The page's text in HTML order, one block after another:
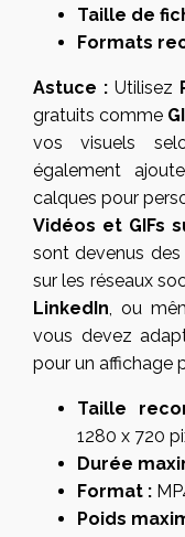
Taille de
Formats
Astuce :Utilisez
gratuits comme
vos visuels
également
calques pour
Vidéos et GIFs
sont devenus
sur les réseaux
LinkedIn, ou
vous devez
pour un affichage
Taille
1280 x 720
Durée
Format :
Poids